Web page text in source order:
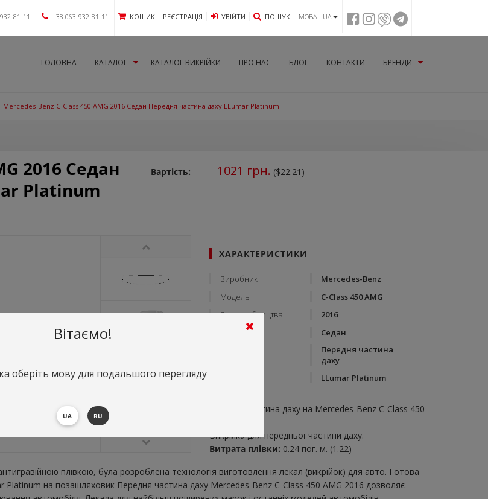
81-11 +38 063-932-81-11 КОШИК РЕЄСТРАЦІЯ УВIЙТИ ПОШУК МОВА UA
ГОЛОВНА КАТАЛОГ КАТАЛОГ ВИКРІЙКИ ПРО НАС БЛОГ КОНТАКТИ БРЕНДИ
Mercedes-Benz C-Class 450 AMG 2016 Седан Передня частина даху LLumar Platinum
2016 Седан
Platinum
Вартість: 1021 грн. ($22.21)
ХАРАКТЕРИСТИКИ
Виробник
Mercedes-Benz
Модель
C-Class 450 AMG
Рік виробництва
2016
Тип кузову
Седан
Передня частина
даху
LLumar Platinum
Передня частина даху на Mercedes-Benz C-Class 450
Викрійка для передньої частини даху.
Витрата плівки: 0.24 пог. м. (1.22)
плівкою, була розроблена технологія виготовлення лекал (викрійок) для авто. Готова
Platinum на позашляховик Передня частина даху Mercedes-Benz C-Class 450 AMG 2016 дозволяє
Вітаємо!
оберіть мову для подальшого перегляду
UA RU